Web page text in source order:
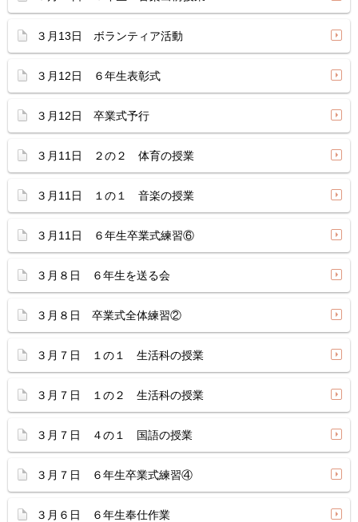
３月13日 ボランティア活動
３月12日 ６年生表彰式
３月12日 卒業式予行
３月11日 ２の２ 体育の授業
３月11日 １の１ 音楽の授業
３月11日 ６年生卒業式練習⑥
３月８日 ６年生を送る会
３月８日 卒業式全体練習②
３月７日 １の１ 生活科の授業
３月７日 １の２ 生活科の授業
３月７日 ４の１ 国語の授業
３月７日 ６年生卒業式練習④
３月６日 ６年生奉仕作業